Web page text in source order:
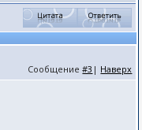
Сообщение#3 | Наверх